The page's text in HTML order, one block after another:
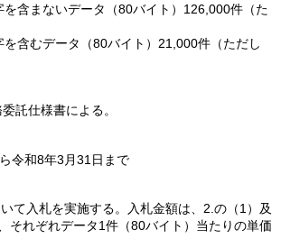
を含まないデータ（80バイト）126,000件（た
を含むデータ（80バイト）21,000件（ただし
託仕様書による。
令和8年3月31日まで
て入札を実施する。入札金額は、2.の（1）及
それぞれデータ1件（80バイト）当たりの単価